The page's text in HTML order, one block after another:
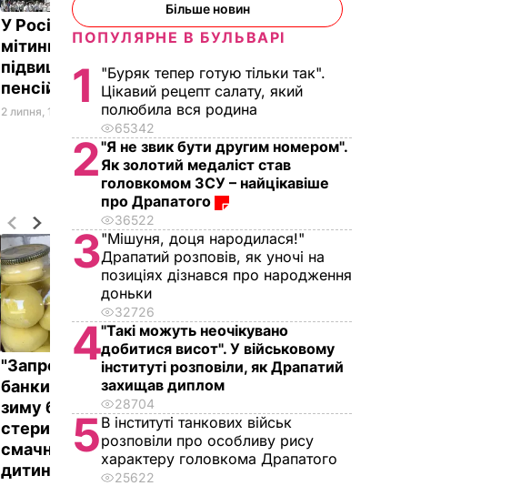
У Росії пройшли
мітинги проти
підвищення
пенсійного віку
2 липня, 14.18
Звільнений із
в'язниці брат
Навального спалив
тюремну робу
29 червня, 16.20
"Запросили літечко в
банки". Яблука на
зиму без
стерилізації –
смачно, як у
дитинстві
"Виходять дуже
смачними, з легкою
Ці консервовані
томати точно не
зривають кришки
Більше новин
ПОПУЛЯРНЕ В БУЛЬВАРІ
1
"Буряк тепер готую тільки так".
Цікавий рецепт салату, який
полюбила вся родина
65342
2"Я не звик бути другим номером".
Як золотий медаліст став
головкомом ЗСУ – найцікавіше
про Драпатого
36522
3"Мішуня, доця народилася!"
Драпатий розповів, як уночі на
позиціях дізнався про народження
доньки
32726
4"Такі можуть неочікувано
добитися висот". У військовому
інституті розповіли, як Драпатий
захищав диплом
28704
5В інституті танкових військ
розповіли про особливу рису
характеру головкома Драпатого
25622